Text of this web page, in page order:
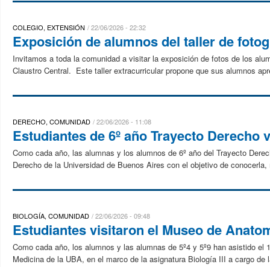
COLEGIO, EXTENSIÓN 22/06/2026 - 22:32
Exposición de alumnos del taller de
Invitamos a toda la comunidad a visitar la exposición de fotos de los
Claustro Central. Este taller extracurricular propone que sus alumnos
DERECHO, COMUNIDAD 22/06/2026 - 11:08
Estudiantes de 6º año Trayecto Derecho
Como cada año, las alumnas y los alumnos de 6º año del Trayecto
Derecho de la Universidad de Buenos Aires con el objetivo de
BIOLOGÍA, COMUNIDAD 22/06/2026 - 09:48
Estudiantes visitaron el Museo de
Como cada año, los alumnos y las alumnas de 5º4 y 5º9 han asistido
Medicina de la UBA, en el marco de la asignatura Biología III a cargo de